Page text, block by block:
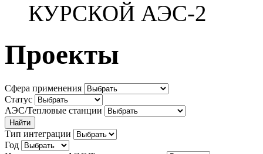
КУРСКОЙ АЭС-2
Проекты
Сфера применения
Статус
АЭС/Тепловые станции
Тип интеграции
Год